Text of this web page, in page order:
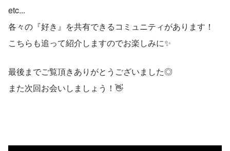
etc...
各々の『好き』を共有できるコミュニティがあります！
こちらも追って紹介しますのでお楽しみに✨
最後までご覧頂きありがとうございました◎
また次回お会いしましょう！👋